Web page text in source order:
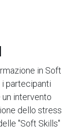
in Soft
i partecipanti
intervento
dello stress
"Soft Skills"